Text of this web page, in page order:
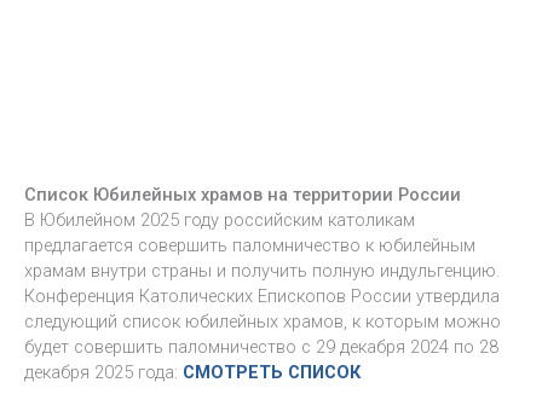
Список Юбилейных храмов на территории России
В Юбилейном 2025 году российским католикам
предлагается совершить паломничество к юбилейным
храмам внутри страны и получить полную индульгенцию.
Конференция Католических Епископов России утвердила
следующий список юбилейных храмов, к которым можно
будет совершить паломничество с 29 декабря 2024 по 28
декабря 2025 года: СМОТРЕТЬ СПИСОК